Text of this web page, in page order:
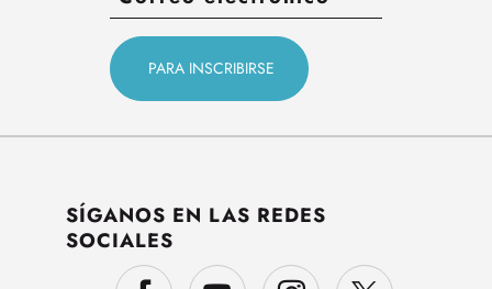
SÍGANOS EN LAS REDES
SOCIALES